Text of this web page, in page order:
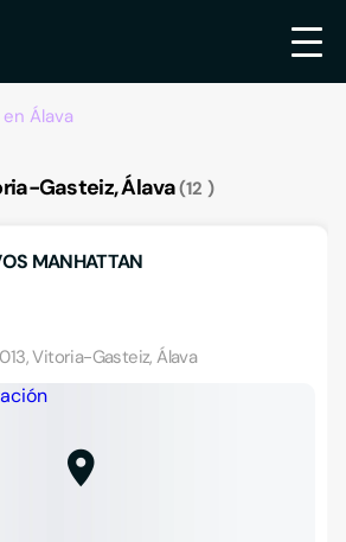
Álava
Gasteiz, Álava 12
MANHATTAN
Vitoria-Gasteiz, Álava